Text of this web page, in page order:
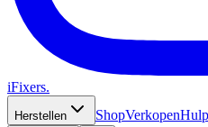
iFixers.
Herstellen ShopVerkopen